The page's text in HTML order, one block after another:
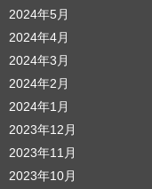
2024年5月
2024年4月
2024年3月
2024年2月
2024年1月
2023年12月
2023年11月
2023年10月